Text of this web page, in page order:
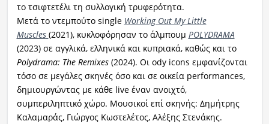
το τσιφτετέλι τη συλλογική τρυφερότητα.
Μετά το ντεμπούτο single Working Out My Little
Muscles (2021), κυκλοφόρησαν το άλμπουμ POLYDRAMA
(2023) σε αγγλικά, ελληνικά και κυπριακά, καθώς και το
Polydrama: The Remixes(2024). Οι ody icons εμφανίζονται
τόσο σε μεγάλες σκηνές όσο και σε οικεία performances,
δημιουργώντας με κάθε live έναν ανοιχτό,
συμπεριληπτικό χώρο. Μουσικοί επί σκηνής: Δημήτρης
Καλαμαράς, Γιώργος Κωστελέτος, Αλέξης Στενάκης.